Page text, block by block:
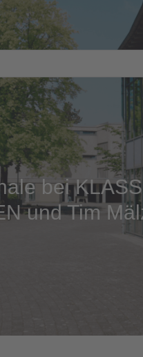
bei
und Tim